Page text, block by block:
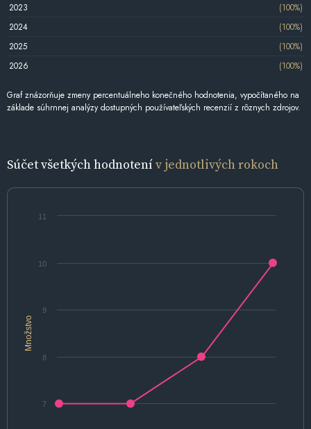
2023
(100%)
2024
(100%)
2025
(100%)
2026
(100%)
Graf znázorňuje zmeny percentuálneho konečného hodnotenia, vypočítaného na
základe súhrnnej analýzy dostupných používateľských recenzií z rôznych zdrojov.
Súčet všetkých hodnotenív jednotlivých rokoch
Množstvo
7
8
9
10
11